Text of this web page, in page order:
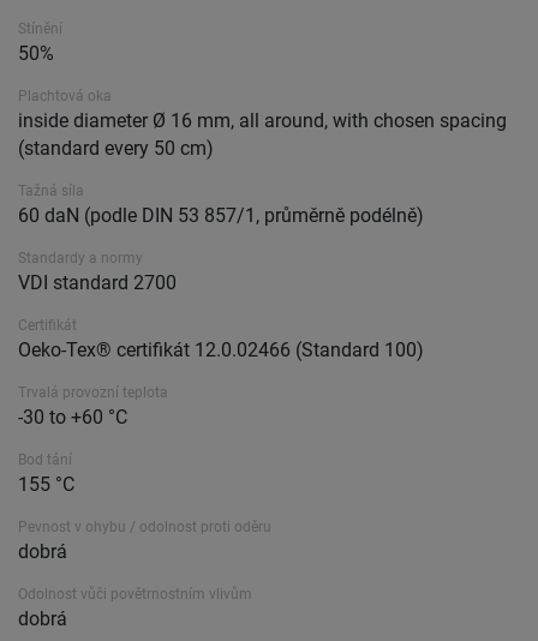
Stínění
50%
Plachtová oka
inside diameter Ø 16 mm, all around, with chosen spacing
(standard every 50 cm)
Tažná síla
60 daN (podle DIN 53 857/1, průměrně podélně)
Standardy a normy
VDI standard 2700
Certifikát
Oeko-Tex® certifikát 12.0.02466 (Standard 100)
Trvalá provozní teplota
-30 to +60 °C
Bod tání
155 °C
Pevnost v ohybu / odolnost proti oděru
dobrá
Odolnost vůči povětrnostním vlivům
dobrá